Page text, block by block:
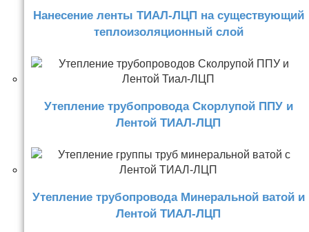
Нанесение ленты ТИАЛ-ЛЦП на существующий
теплоизоляционный слой
Утепление трубопровода Скорлупой ППУ и
Лентой ТИАЛ-ЛЦП
Утепление трубопровода Минеральной ватой и
Лентой ТИАЛ-ЛЦП